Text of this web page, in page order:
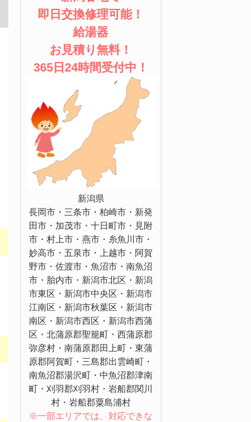
即日交換修理可能！
給湯器
お見積り無料！
365日24時間受付中！
新潟県
長岡市・三条市・柏崎市・新発
田市・加茂市・十日町市・見附
市・村上市・燕市・糸魚川市・
妙高市・五泉市・上越市・阿賀
野市・佐渡市・魚沼市・南魚沼
市・胎内市・新潟市北区・新潟
市東区・新潟市中央区・新潟市
江南区・新潟市秋葉区・新潟市
南区・新潟市西区・新潟市西蒲
区・北蒲原郡聖籠町・西蒲原郡
弥彦村・南蒲原郡田上町・東蒲
原郡阿賀町・三島郡出雲崎町・
南魚沼郡湯沢町・中魚沼郡津南
町・刈羽郡刈羽村・岩船郡関川
村・岩船郡粟島浦村
※一部エリアでは、対応できな